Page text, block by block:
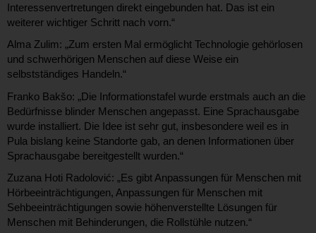
Interessenvertretungen direkt eingebunden hat. Das ist ein
weiterer wichtiger Schritt nach vorn.“
Alma Zulim: „Zum ersten Mal ermöglicht Technologie gehörlosen
und schwerhörigen Menschen auf diese Weise ein
selbstständiges Handeln.“
Franko Bakšo: „Die Informationstafel wurde erstmals auch an die
Bedürfnisse blinder Menschen angepasst. Eine Sprachausgabe
wurde installiert. Die Idee ist sehr gut, insbesondere weil es in
Pula bislang keine Standorte gab, an denen Informationen über
Sprachausgabe bereitgestellt wurden.“
Zuzana Hoti Radolović: „Es gibt Anpassungen für Menschen mit
Hörbeeinträchtigungen, Anpassungen für Menschen mit
Sehbeeinträchtigungen sowie höhenverstellte Lösungen für
Menschen mit Behinderungen, die Rollstühle nutzen.“